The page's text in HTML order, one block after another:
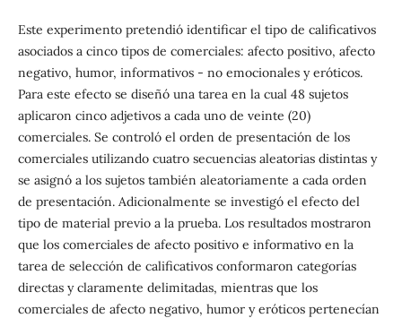
Este experimento pretendió identificar el tipo de calificativos
asociados a cinco tipos de comerciales: afecto positivo, afecto
negativo, humor, informativos - no emocionales y eróticos.
Para este efecto se diseñó una tarea en la cual 48 sujetos
aplicaron cinco adjetivos a cada uno de veinte (20)
comerciales. Se controló el orden de presentación de los
comerciales utilizando cuatro secuencias aleatorias distintas y
se asignó a los sujetos también aleatoriamente a cada orden
de presentación. Adicionalmente se investigó el efecto del
tipo de material previo a la prueba. Los resultados mostraron
que los comerciales de afecto positivo e informativo en la
tarea de selección de calificativos conformaron categorías
directas y claramente delimitadas, mientras que los
comerciales de afecto negativo, humor y eróticos pertenecían